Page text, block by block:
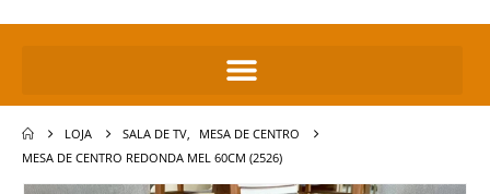
LOJA SALA DE TV
MESA DE CENTRO
MESA DE CENTRO REDONDA MEL 60CM (2526)